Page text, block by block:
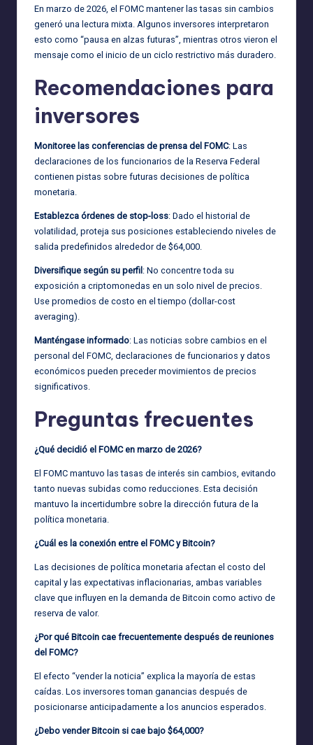
En marzo de 2026, el FOMC mantener las tasas sin cambios
generó una lectura mixta. Algunos inversores interpretaron
esto como “pausa en alzas futuras”, mientras otros vieron el
mensaje como el inicio de un ciclo restrictivo más duradero.
Recomendaciones para
inversores
Monitoree las conferencias de prensa del FOMC: Las
declaraciones de los funcionarios de la Reserva Federal
contienen pistas sobre futuras decisiones de política
monetaria.
Establezca órdenes de stop-loss: Dado el historial de
volatilidad, proteja sus posiciones estableciendo niveles de
salida predefinidos alrededor de $64,000.
Diversifique según su perfil : No concentre toda su
exposición a criptomonedas en un solo nivel de precios.
Use promedios de costo en el tiempo (dollar-cost
averaging).
Manténgase informado: Las noticias sobre cambios en el
personal del FOMC, declaraciones de funcionarios y datos
económicos pueden preceder movimientos de precios
significativos.
Preguntas frecuentes
¿Qué decidió el FOMC en marzo de 2026?
El FOMC mantuvo las tasas de interés sin cambios, evitando
tanto nuevas subidas como reducciones. Esta decisión
mantuvo la incertidumbre sobre la dirección futura de la
política monetaria.
¿Cuál es la conexión entre el FOMC y Bitcoin?
Las decisiones de política monetaria afectan el costo del
capital y las expectativas inflacionarias, ambas variables
clave que influyen en la demanda de Bitcoin como activo de
reserva de valor.
¿Por qué Bitcoin cae frecuentemente después de reuniones
del FOMC?
El efecto “vender la noticia” explica la mayoría de estas
caídas. Los inversores toman ganancias después de
posicionarse anticipadamente a los anuncios esperados.
¿Debo vender Bitcoin si cae bajo $64,000?